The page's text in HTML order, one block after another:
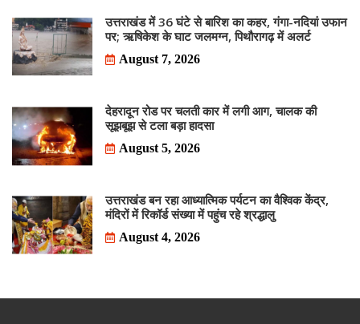
उत्तराखंड में 36 घंटे से बारिश का कहर, गंगा-नदियां उफान
पर; ऋषिकेश के घाट जलमग्न, पिथौरागढ़ में अलर्ट
August 7, 2026
देहरादून रोड पर चलती कार में लगी आग, चालक की
सूझबूझ से टला बड़ा हादसा
August 5, 2026
उत्तराखंड बन रहा आध्यात्मिक पर्यटन का वैश्विक केंद्र,
मंदिरों में रिकॉर्ड संख्या में पहुंच रहे श्रद्धालु
August 4, 2026